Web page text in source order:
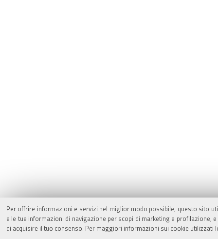
Per offrire informazioni e servizi nel miglior modo possibile, questo sito
e le tue informazioni di navigazione per scopi di marketing e
di acquisire il tuo consenso. Per maggiori informazioni sui cookie utilizzati